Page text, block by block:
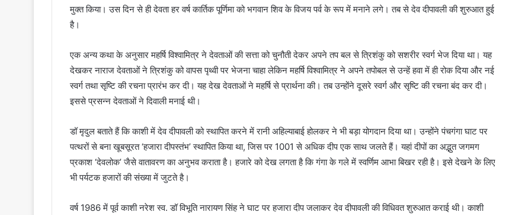
मुक्त किया। उस दिन से ही देवता हर वर्ष कार्तिक पूर्णिमा को भगवान शिव के विजय पर्व के रूप में मनाने लगे। तब से देव दीपावली की शुरुआत हुई
है।
एक अन्य कथा के अनुसार महर्षि विश्वामित्र ने देवताओं की सत्ता को चुनौती देकर अपने तप बल से त्रिशंकु को सशरीर स्वर्ग भेज दिया था। यह
देखकर नाराज देवताओं ने त्रिशंकु को वापस पृथ्वी पर भेजना चाहा लेकिन महर्षि विश्वामित्र ने अपने तपोबल से उन्हें हवा में ही रोक दिया और नई
स्वर्ग तथा सृष्टि की रचना प्रारंभ कर दी। यह देख देवताओं ने महर्षि से प्रार्थना की। तब उन्होंने दूसरे स्वर्ग और सृष्टि की रचना बंद कर दी।
इससे प्रसन्न देवताओं ने दिवाली मनाई थी।
डॉ मृदुल बताते हैं कि काशी में देव दीपावली को स्थापित करने में रानी अहिल्याबाई होलकर ने भी बड़ा योगदान दिया था। उन्होंने पंचगंगा घाट पर
पत्थरों से बना खूबसूरत ‘हजारा दीपस्तंभ’ स्थापित किया था, जिस पर 1001 से अधिक दीप एक साथ जलते हैं। यहां दीपों का अद्भुत जगमग
प्रकाश ‘देवलोक’ जैसे वातावरण का अनुभव कराता है। हजारे को देख लगता है कि गंगा के गले में स्वर्णिम आभा बिखर रही है। इसे देखने के लिए
भी पर्यटक हजारों की संख्या में जुटते है।
वर्ष 1986 में पूर्व काशी नरेश स्व. डॉ विभूति नारायण सिंह ने घाट पर हजारा दीप जलाकर देव दीपावली की विधिवत शुरुआत कराई थी। काशी